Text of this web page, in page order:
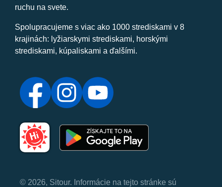
ruchu na svete.
Spolupracujeme s viac ako 1000 strediskami v 8
krajinách: lyžiarskymi strediskami, horskými
strediskami, kúpaliskami a ďalšími.
© 2026, Sitour. Informácie na tejto stránke sú